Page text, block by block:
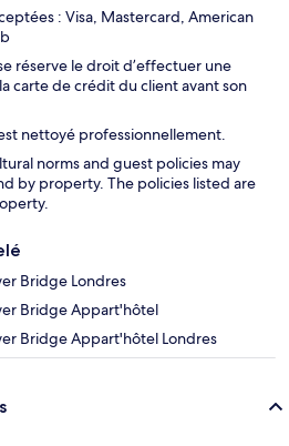
: Visa, Mastercard, American
réserve le droit d’effectuer une
carte de crédit du client avant son
nettoyé professionnellement.
norms and guest policies may
by property. The policies listed are
Bridge Londres
Bridge Appart'hôtel
Bridge Appart'hôtel Londres